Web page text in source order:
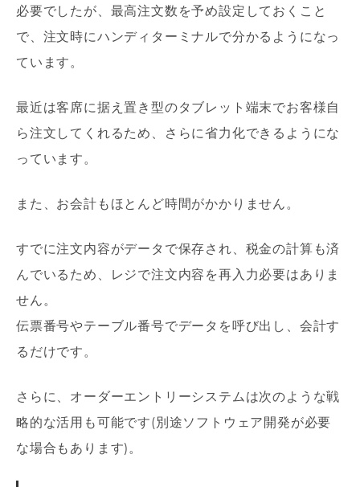
必要でしたが、最高注文数を予め設定しておくこと
で、注文時にハンディターミナルで分かるようになっ
ています。
最近は客席に据え置き型のタブレット端末でお客様自
ら注文してくれるため、さらに省力化できるようにな
っています。
また、お会計もほとんど時間がかかりません。
すでに注文内容がデータで保存され、税金の計算も済
んでいるため、レジで注文内容を再入力必要はありま
せん。
伝票番号やテーブル番号でデータを呼び出し、会計す
るだけです。
さらに、オーダーエントリーシステムは次のような戦
略的な活用も可能です(別途ソフトウェア開発が必要
な場合もあります)。